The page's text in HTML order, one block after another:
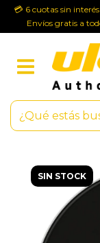
💳 6 cuotas sin
Envíos gratis a
SIN STOCK